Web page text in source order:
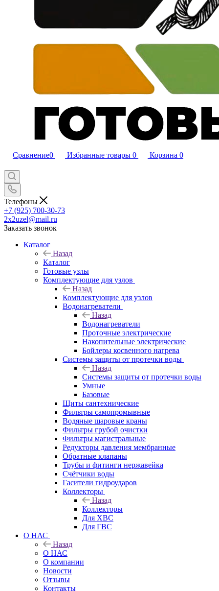
Сравнение0 Избранные товары 0 Корзина 0
Телефоны
+7 (925) 700-30-73
2x2uzel@mail.ru
Заказать звонок
Каталог
Назад
Каталог
Готовые узлы
Комплектующие для узлов
Назад
Комплектующие для узлов
Водонагреватели
Назад
Водонагреватели
Проточные электрические
Накопительные электрические
Бойлеры косвенного нагрева
Системы защиты от протечки воды
Назад
Системы защиты от протечки воды
Умные
Базовые
Щиты сантехнические
Фильтры самопромывные
Водяные шаровые краны
Фильтры грубой очистки
Фильтры магистральные
Редукторы давления мембранные
Обратные клапаны
Трубы и фитинги нержавейка
Счётчики воды
Гасители гидроударов
Коллекторы
Назад
Коллекторы
Для ХВС
Для ГВС
О НАС
Назад
О НАС
О компании
Новости
Отзывы
Контакты